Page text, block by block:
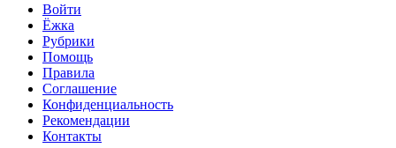
Войти
Ёжка
Рубрики
Помощь
Правила
Соглашение
Конфиденциальность
Рекомендации
Контакты